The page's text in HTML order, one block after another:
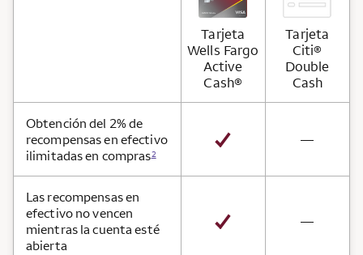
Tarjeta
Wells Fargo
Active
Cash®
Tarjeta
Citi®
Double
Cash
Obtención del 2% de
recompensas en efectivo
ilimitadas en compras2
—not
Las recompensas en
efectivo no vencen
mientras la cuenta esté
abierta
—not